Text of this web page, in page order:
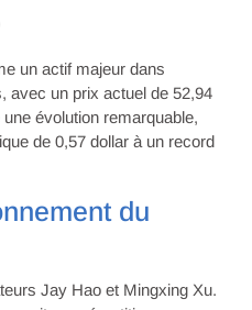
un actif majeur dans
avec un prix actuel de 52,94
évolution remarquable,
de 0,57 dollar à un record
du
Jay Hao et Mingxing Xu.